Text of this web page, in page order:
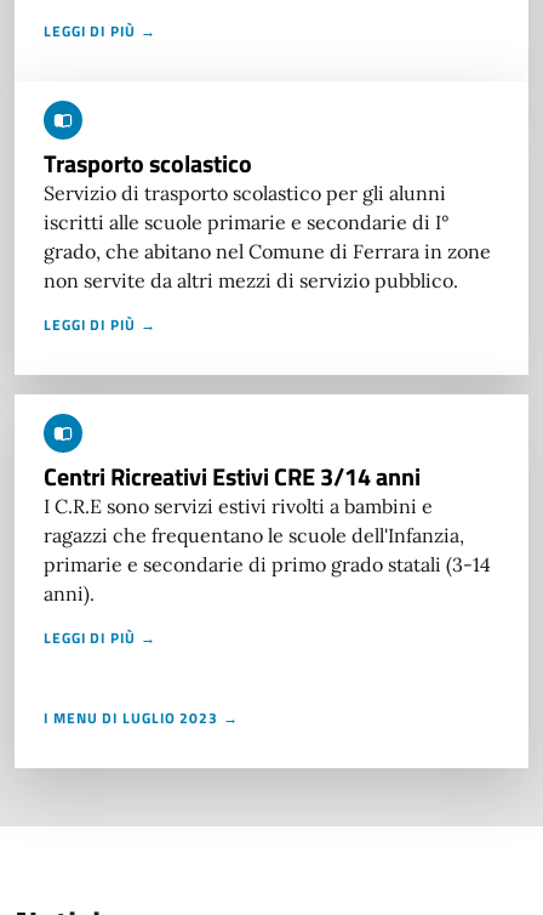
LEGGI DI PIÙ →
Trasporto scolastico
Servizio di trasporto scolastico per gli alunni
iscritti alle scuole primarie e secondarie di I°
grado, che abitano nel Comune di Ferrara in zone
non servite da altri mezzi di servizio pubblico.
LEGGI DI PIÙ →
Centri Ricreativi Estivi CRE 3/14 anni
I C.R.E sono servizi estivi rivolti a bambini e
ragazzi che frequentano le scuole dell'Infanzia,
primarie e secondarie di primo grado statali (3-14
anni).
LEGGI DI PIÙ →
I MENU DI LUGLIO 2023 →